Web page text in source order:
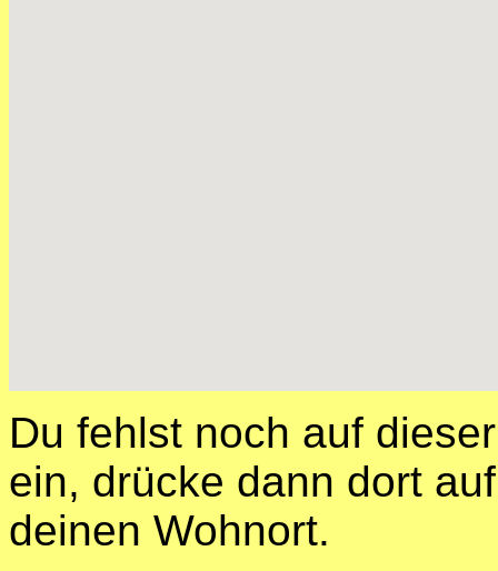
Du fehlst noch auf
ein, drücke dann dort
deinen Wohnort.